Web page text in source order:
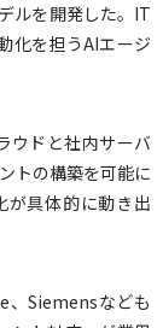
ルを開発した。IT
化を担うAIエージ
ウドと社内サーバ
トの構築を可能に
が具体的に動き出
Siemensなども